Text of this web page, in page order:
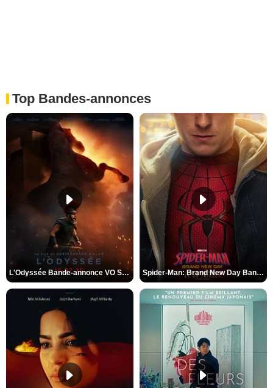
Top Bandes-annonces
L'Odyssée Bande-annonce VO STFR Spider-Man: Brand New Day Bande-annonce VO STFR